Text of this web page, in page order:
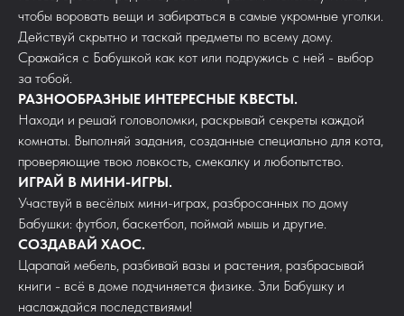
чтобы воровать вещи и забираться в самые укромные уголки.
Действуй скрытно и таскай предметы по всему дому.
Сражайся с Бабушкой как кот или подружись с ней - выбор
за тобой.
РАЗНООБРАЗНЫЕ ИНТЕРЕСНЫЕ КВЕСТЫ.
Находи и решай головоломки, раскрывай секреты каждой
комнаты. Выполняй задания, созданные специально для кота,
проверяющие твою ловкость, смекалку и любопытство.
ИГРАЙ В МИНИ-ИГРЫ.
Участвуй в весёлых мини-играх, разбросанных по дому
Бабушки: футбол, баскетбол, поймай мышь и другие.
СОЗДАВАЙ ХАОС.
Царапай мебель, разбивай вазы и растения, разбрасывай
книги - всё в доме подчиняется физике. Зли Бабушку и
наслаждайся последствиями!